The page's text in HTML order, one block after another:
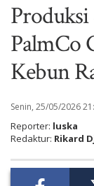
Produksi
PalmCo
Kebun
Senin, 25/05/2026
Reporter: luska
Redaktur: Rikard